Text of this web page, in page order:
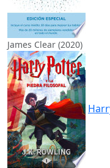
James Clear (2020)